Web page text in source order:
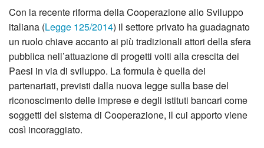
Con la recente riforma della Cooperazione allo Sviluppo
italiana (Legge 125/2014) il settore privato ha guadagnato
un ruolo chiave accanto ai più tradizionali attori della sfera
pubblica nell’attuazione di progetti volti alla crescita dei
Paesi in via di sviluppo. La formula è quella dei
partenariati, previsti dalla nuova legge sulla base del
riconoscimento delle imprese e degli istituti bancari come
soggetti del sistema di Cooperazione, il cui apporto viene
così incoraggiato.